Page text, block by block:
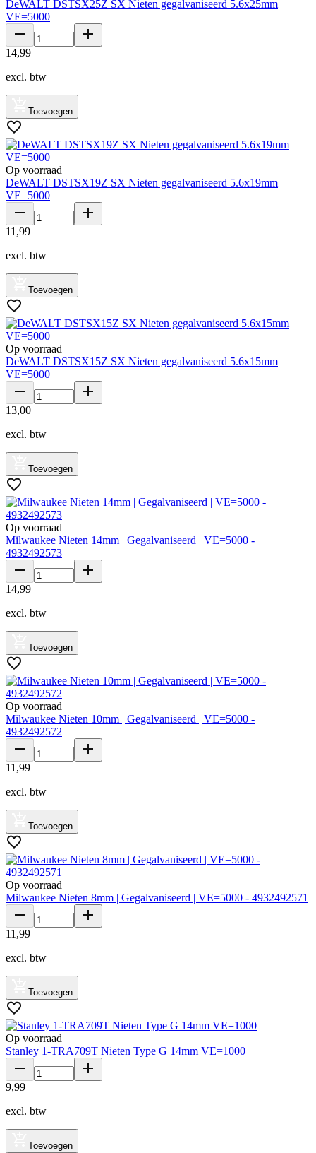
DeWALT DSTSX25Z SX Nieten gegalvaniseerd 5.6x25mm
VE=5000
14,99
excl. btw
Toevoegen
Op voorraad
DeWALT DSTSX19Z SX Nieten gegalvaniseerd 5.6x19mm
VE=5000
11 ,99
excl. btw
Toevoegen
Op voorraad
DeWALT DSTSX15Z SX Nieten gegalvaniseerd 5.6x15mm
VE=5000
13,00
excl. btw
Toevoegen
Op voorraad
Milwaukee Nieten 14mm | Gegalvaniseerd | VE=5000 -
4932492573
14,99
excl. btw
Toevoegen
Op voorraad
Milwaukee Nieten 10mm | Gegalvaniseerd | VE=5000 -
4932492572
11 ,99
excl. btw
Toevoegen
Op voorraad
Milwaukee Nieten 8mm | Gegalvaniseerd | VE=5000 - 4932492571
11 ,99
excl. btw
Toevoegen
Op voorraad
Stanley 1-TRA709T Nieten Type G 14mm VE=1000
9,99
excl. btw
Toevoegen